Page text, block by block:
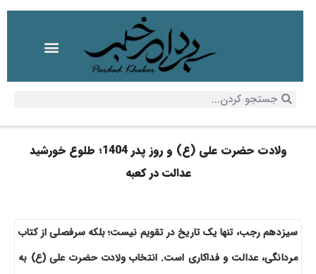
ولادت حضرت علی (ع) و روز پدر 1404؛ طلوع خورشید
عدالت در کعبه
سیزدهم رجب، تنها یک تاریخ در تقویم نیست؛ بلکه سرفصلی از کتاب
مردانگی، عدالت و فداکاری است. انتخاب ولادت حضرت علی (ع) به